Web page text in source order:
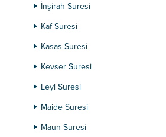
İnşirah Suresi
Kaf Suresi
Kasas Suresi
Kevser Suresi
Leyl Suresi
Maide Suresi
Maun Suresi